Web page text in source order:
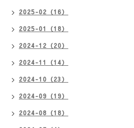
2025-02（16）
2025-01（18）
2024-12（20）
2024-11（14）
2024-10（23）
2024-09（19）
2024-08（18）